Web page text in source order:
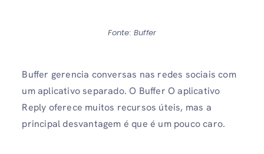
Fonte: Buffer
Buffer gerencia conversas nas redes sociais com
um aplicativo separado. O Buffer O aplicativo
Reply oferece muitos recursos úteis, mas a
principal desvantagem é que é um pouco caro.